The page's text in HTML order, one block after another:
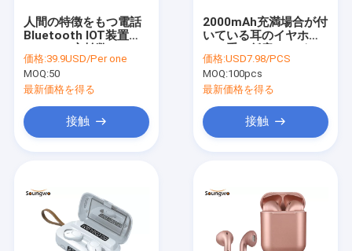
人間の特徴をもつ電話
Bluetooth IOT装置
ターSmartwatch W12
価格:39.9USD/Per one
MOQ:50
最新価格を得る
接触
2000mAh充満場合が付
いている耳のイヤホー
ァイ ステレオの無線電
信
価格:USD7.98/PCS
MOQ:100pcs
最新価格を得る
接触